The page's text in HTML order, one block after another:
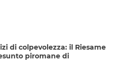
di colpevolezza: il Riesame
piromane di